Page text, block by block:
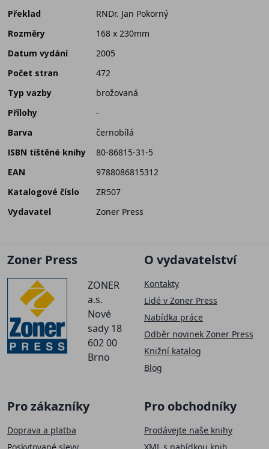
Překlad
RNDr. Jan Pokorný
Rozměry
168 x 230mm
Datum vydání
2005
Počet stran
472
Typ vazby
brožovaná
Přílohy
-
Barva
černobílá
ISBN tištěné knihy
80-86815-31-5
EAN
9788086815312
Katalogové číslo
ZR507
Vydavatel
Zoner Press
Zoner Press
ZONER
a.s.
Nové
sady 18
602 00
Brno
O vydavatelství
Kontakty
Lidé v Zoner Press
Nabídka práce
Odběr novinek Zoner Press
Knižní katalog
Blog
Pro zákazníky
Doprava a platba
Pro obchodníky
Prodávejte naše knihy